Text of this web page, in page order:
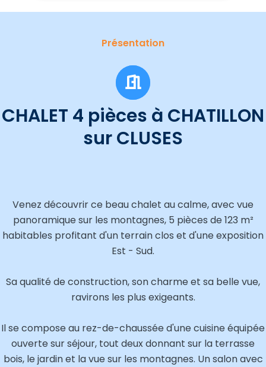
Présentation
CHALET 4 pièces à CHATILLON
sur CLUSES
Venez découvrir ce beau chalet au calme, avec vue
panoramique sur les montagnes, 5 pièces de 123 m²
habitables profitant d'un terrain clos et d'une exposition
Est - Sud.
Sa qualité de construction, son charme et sa belle vue,
ravirons les plus exigeants.
Il se compose au rez-de-chaussée d'une cuisine équipée
ouverte sur séjour, tout deux donnant sur la terrasse
bois, le jardin et la vue sur les montagnes. Un salon avec